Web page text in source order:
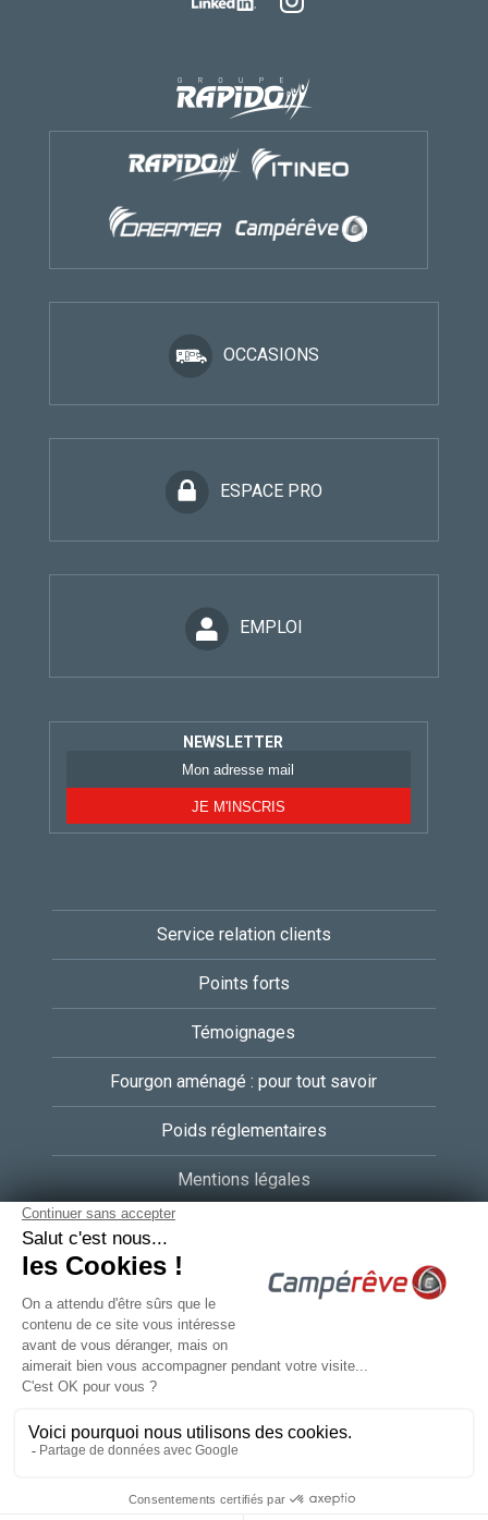
OCCASIONS
ESPACE PRO
EMPLOI
NEWSLETTER
Service relation clients
Points forts
Témoignages
Fourgon aménagé : pour tout savoir
Poids réglementaires
Mentions légales
UNIVDL respect
Agence de communication
Crédits
Plan du site